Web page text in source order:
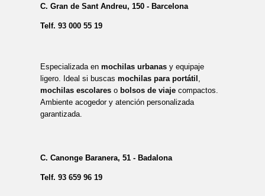
C. Gran de Sant Andreu, 150 - Barcelona
Telf. 93 000 55 19
Especializada en mochilas urbanasy equipaje
ligero. Ideal si buscas mochilas para portátil ,
mochilas escolareso bolsos de viajecompactos.
Ambiente acogedor y atención personalizada
garantizada.
C. Canonge Baranera, 51 - Badalona
Telf. 93 659 96 19